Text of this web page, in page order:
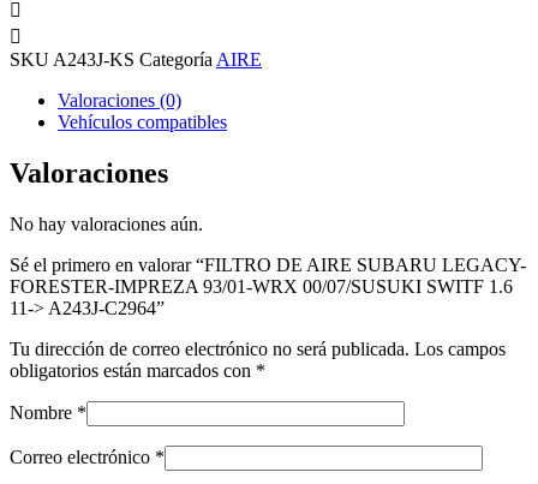
SKU A243J-KS Categoría AIRE
Valoraciones (0)
Vehículos compatibles
Valoraciones
No hay valoraciones aún.
Sé el primero en valorar “FILTRO DE AIRE SUBARU LEGACY-
FORESTER-IMPREZA 93/01-WRX 00/07/SUSUKI SWITF 1.6
11-> A243J-C2964”
Tu dirección de correo electrónico no será publicada. Los campos
obligatorios están marcados con *
Nombre *
Correo electrónico *